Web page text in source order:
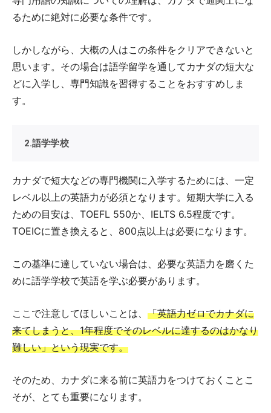
るために絶対に必要な条件です。
しかしながら、大概の人はこの条件をクリアできないと
思います。その場合は語学留学を通してカナダの短大な
どに入学し、専門知識を習得することをおすすめしま
す。
2.語学学校
カナダで短大などの専門機関に入学するためには、一定
レベル以上の英語力が必須となります。短期大学に入る
ための目安は、TOEFL 550か、IELTS 6.5程度です。
TOEICに置き換えると、800点以上は必要になります。
この基準に達していない場合は、必要な英語力を磨くた
めに語学学校で英語を学ぶ必要があります。
ここで注意してほしいことは、 「英語力ゼロでカナダに
来てしまうと、1年程度でそのレベルに達するのはかなり
難しい」という現実です。
そのため、カナダに来る前に英語力をつけておくことこ
そが、とても重要になります。